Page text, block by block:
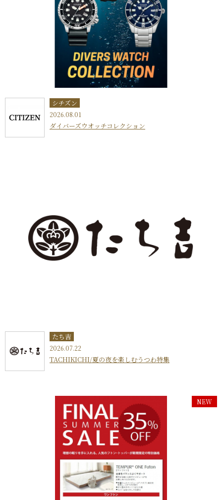
シチズン
2026.08.01
ダイバーズウオッチコレクション
たち吉
2026.07.22
TACHIKICHI/夏の夜を楽しむうつわ特集
NEW